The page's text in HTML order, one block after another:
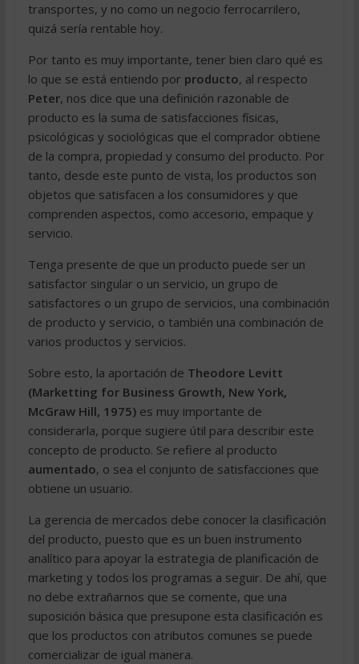
transportes, y no como un negocio ferrocarrilero,
quizá sería rentable hoy.
Por tanto es muy importante, tener bien claro qué es
lo que se está entiendo por producto, al respecto
Peter, nos dice que una definición razonable de
producto es la suma de satisfacciones físicas,
psicológicas y sociológicas que el comprador obtiene
de la compra, propiedad y consumo del producto. Por
tanto, desde este punto de vista, los productos son
objetos que satisfacen a los consumidores y que
comprenden aspectos, como accesorio, empaque y
servicio.
Tenga presente de que un producto puede ser un
satisfactor singular o un servicio, un grupo de
satisfactores o un grupo de servicios, una combinación
de producto y servicio, o también una combinación de
varios productos y servicios.
Sobre esto, la aportación de Theodore Levitt
(Marketting for Business Growth, New York,
McGraw Hill, 1975)es muy importante de
considerarla, porque sugiere útil para describir este
concepto de producto. Se refiere al producto
aumentado, o sea el conjunto de satisfacciones que
obtiene un usuario.
La gerencia de mercados debe conocer la clasificación
del producto, puesto que es un buen instrumento
analítico para apoyar la estrategia de planificación de
marketing y todos los programas a seguir. De ahí, que
no debe extrañarnos que se comente, que una
suposición básica que presupone esta clasificación es
que los productos con atributos comunes se puede
comercializar de igual manera.